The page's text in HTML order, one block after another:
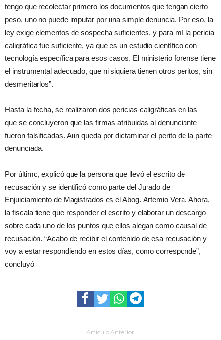
tengo que recolectar primero los documentos que tengan cierto
peso, uno no puede imputar por una simple denuncia. Por eso, la
ley exige elementos de sospecha suficientes, y para mí la pericia
caligráfica fue suficiente, ya que es un estudio científico con
tecnología específica para esos casos. El ministerio forense tiene
el instrumental adecuado, que ni siquiera tienen otros peritos, sin
desmeritarlos”.
Hasta la fecha, se realizaron dos pericias caligráficas en las
que se concluyeron que las firmas atribuidas al denunciante
fueron falsificadas. Aun queda por dictaminar el perito de la parte
denunciada.
Por último, explicó que la persona que llevó el escrito de
recusación y se identificó como parte del Jurado de
Enjuiciamiento de Magistrados es el Abog. Artemio Vera. Ahora,
la fiscala tiene que responder el escrito y elaborar un descargo
sobre cada uno de los puntos que ellos alegan como causal de
recusación. “Acabo de recibir el contenido de esa recusación y
voy a estar respondiendo en estos días, como corresponde”,
concluyó
Artículo Anterior